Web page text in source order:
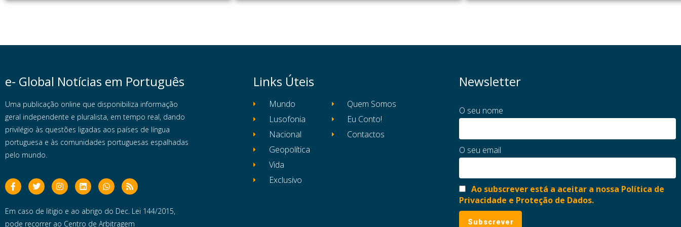
e- Global Notícias em Português
Uma publicação online que disponibiliza informação
geral independente e pluralista, em tempo real, dando
privilégio às questões ligadas aos países de língua
portuguesa e às comunidades portuguesas espalhadas
pelo mundo.
Em caso de litigio e ao abrigo do Dec. Lei 144/2015,
pode recorrer ao Centro de Arbitragem
Links Úteis
Mundo
Lusofonia
Nacional
Geopolítica
Vida
Exclusivo
Quem Somos
Eu Conto!
Contactos
Newsletter
O seu nome
O seu email
Ao subscrever está a aceitar a nossa Política de
Privacidade e Proteção de Dados.